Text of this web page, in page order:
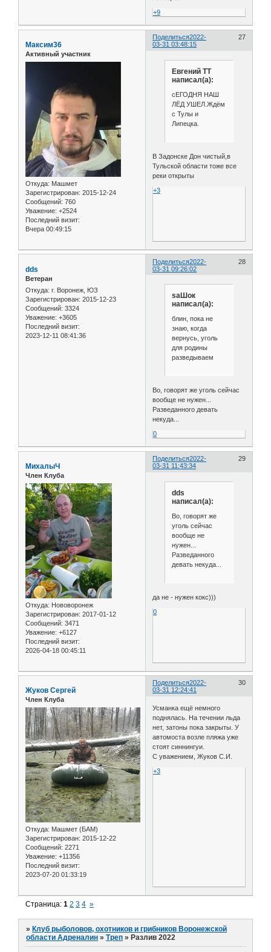
+9
Поделиться 27
2022-
03-31 03:48:15
Максим36
Активный участник
Откуда: Машмет
Зарегистрирован: 2015-12-24
Сообщений: 760
Уважение: +2524
Последний визит:
Вчера 00:49:15
Евгений ТТ
написал(а):
сЕГОДНЯ НАШ
ЛЁД УШЕЛ.Ждём
с Тулы и
Липецка.
В Задонске Дон чистый,в
Тульской области тоже все
реки открыты
+3
Поделиться 28
2022-
03-31 09:26:02
dds
Ветеран
Откуда: г. Воронеж, ЮЗ
Зарегистрирован: 2015-12-23
Сообщений: 3324
Уважение: +3605
Последний визит:
2023-12-11 08:41:36
saШок
написал(а):
блин, пока не
знаю, когда
вернусь, уголь
для родины
разведываем
Во, говорят же уголь сейчас
вообще не нужен...
Разведанного девать
некуда...
0
Поделиться 29
2022-
03-31 11:43:34
МиxалыЧ
Член Клуба
Откуда: Нововоронеж
Зарегистрирован: 2017-01-12
Сообщений: 3471
Уважение: +6127
Последний визит:
2026-04-18 00:45:11
dds
написал(а):
Во, говорят же
уголь сейчас
вообще не
нужен...
Разведанного
девать некуда...
да не - нужен кокс)))
0
Поделиться 30
2022-
03-31 12:24:41
Жуков Сергей
Член Клуба
Откуда: Машмет (БАМ)
Зарегистрирован: 2015-12-22
Сообщений: 2271
Уважение: +11356
Последний визит:
2023-07-20 01:33:19
Усманка ещё немного
поднялась. На течении льда
нет, затоны пока закрыты. У
автомоста возле пляжа уже
стоят синнингуи.
С уважением, Жуков С.И.
+3
Страница:1 2 3 4 »
» Клуб рыболовов, охотников и грибников Воронежской
области Адреналин »Треп » Разлив 2022